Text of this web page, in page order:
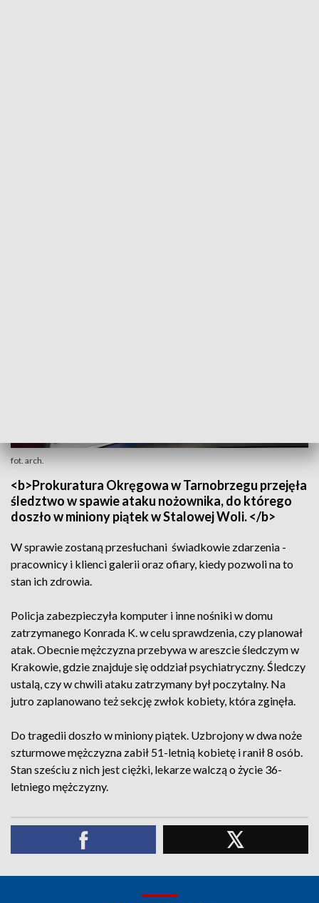
fot. arch.
<b>Prokuratura Okręgowa w Tarnobrzegu przejęła
śledztwo w spawie ataku nożownika, do którego
doszło w miniony piątek w Stalowej Woli. </b>
W sprawie zostaną przesłuchani świadkowie zdarzenia -
pracownicy i klienci galerii oraz ofiary, kiedy pozwoli na to
stan ich zdrowia.
Policja zabezpieczyła komputer i inne nośniki w domu
zatrzymanego Konrada K. w celu sprawdzenia, czy planował
atak. Obecnie mężczyzna przebywa w areszcie śledczym w
Krakowie, gdzie znajduje się oddział psychiatryczny. Śledczy
ustalą, czy w chwili ataku zatrzymany był poczytalny. Na
jutro zaplanowano też sekcję zwłok kobiety, która zginęła.
Do tragedii doszło w miniony piątek. Uzbrojony w dwa noże
szturmowe mężczyzna zabił 51-letnią kobietę i ranił 8 osób.
Stan sześciu z nich jest ciężki, lekarze walczą o życie 36-
letniego mężczyzny.